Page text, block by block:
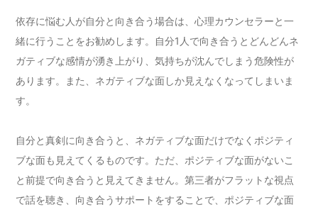
依存に悩む人が自分と向き合う場合は、心理カウンセラーと一
緒に行うことをお勧めします。自分1人で向き合うとどんどんネ
ガティブな感情が湧き上がり、気持ちが沈んでしまう危険性が
あります。また、ネガティブな面しか見えなくなってしまいま
す。
自分と真剣に向き合うと、ネガティブな面だけでなくポジティ
ブな面も見えてくるものです。ただ、ポジティブな面がないこ
と前提で向き合うと見えてきません。第三者がフラットな視点
で話を聴き、向き合うサポートをすることで、ポジティブな面